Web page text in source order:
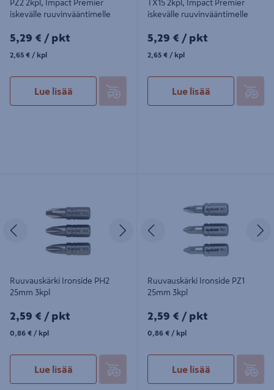
PZ2 2kpl, Impact Premier
iskevälle ruuvinvääntimelle
5,29€/pkt
5,29 € / pkt
2,65€/kpl
2,65 € / kpl
Lue lisää
TX15 2kpl, Impact Premier
iskevälle ruuvinvääntimelle
5,29€/pkt
5,29 € / pkt
2,65€/kpl
2,65 € / kpl
Lue lisää
Seuraava
Ruuvauskärki Ironside PH2
25mm 3kpl
2,59€/pkt
2,59 € / pkt
0,86€/kpl
0,86 € / kpl
Lue lisää
Ruuvauskärki Ironside PZ1
25mm 3kpl
2,59€/pkt
2,59 € / pkt
0,86€/kpl
0,86 € / kpl
Lue lisää